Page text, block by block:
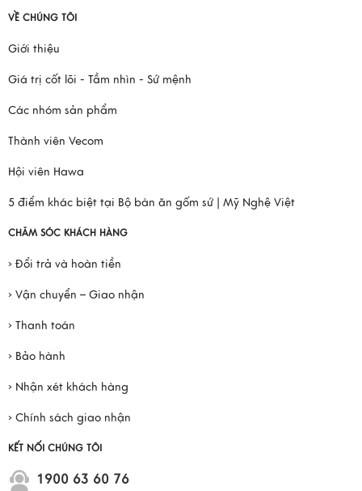
VỀ CHÚNG TÔI
Giới thiệu
Giá trị cốt lõi - Tầm nhìn - Sứ mệnh
Các nhóm sản phẩm
Thành viên Vecom
Hội viên Hawa
5 điểm khác biệt tại Bộ bàn ăn gốm sứ | Mỹ Nghệ Việt
CHĂM SÓC KHÁCH HÀNG
› Đổi trả và hoàn tiền
› Vận chuyển – Giao nhận
› Thanh toán
› Bảo hành
› Nhận xét khách hàng
› Chính sách giao nhận
KẾT NỐI CHÚNG TÔI
1900 63 60 76